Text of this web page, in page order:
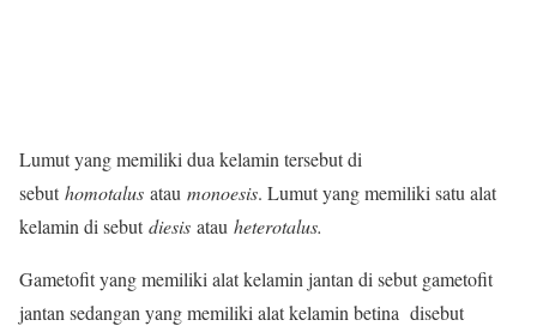
Lumut yang memiliki dua kelamin tersebut di
sebuthomotalus atau monoesis. Lumut yang memiliki satu alat
kelamin di sebutdiesis atau heterotalus.
Gametofit yang memiliki alat kelamin jantan di sebut gametofit
jantan sedangan yang memiliki alat kelamin betina disebut